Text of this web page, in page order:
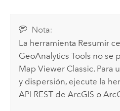
Nota:
La herramienta Resumir
GeoAnalytics Tools no se
Map Viewer Classic. Para
y dispersión, ejecute la
API REST de ArcGIS o